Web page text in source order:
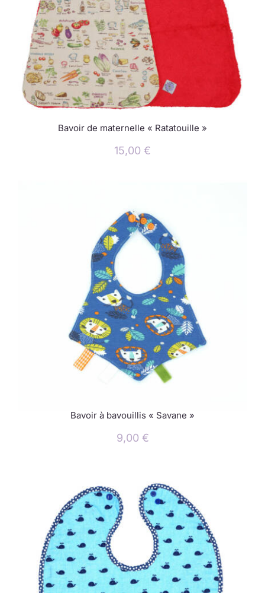
Bavoir de maternelle « Ratatouille »
15,00 €
Bavoir à bavouillis « Savane »
9,00 €